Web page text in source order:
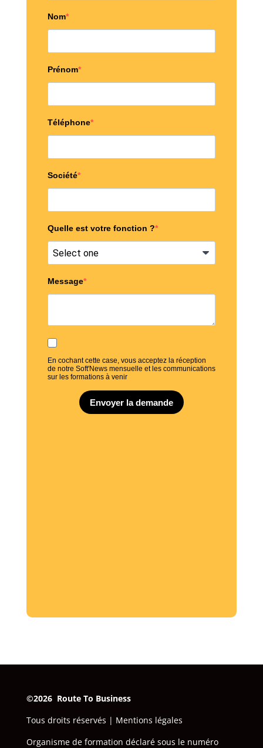
©2026 Route To Business‎
Tous droits réservés | Mentions légales
Organisme de formation déclaré sous le numéro